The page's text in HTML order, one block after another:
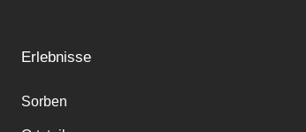
Erlebnisse
Sorben